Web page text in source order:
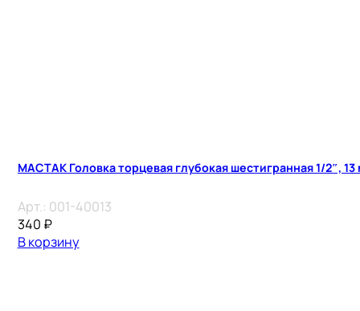
МАСТАК Головка торцевая глубокая шестигранная 1/2″, 13
Арт.: 001-40013
340 ₽
В корзину